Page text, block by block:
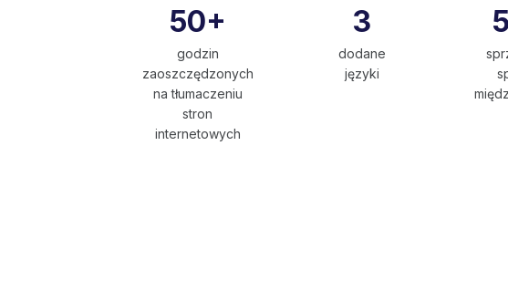
50+
godzin
zaoszczędzonych
na tłumaczeniu
stron
internetowych
3
dodane
języki